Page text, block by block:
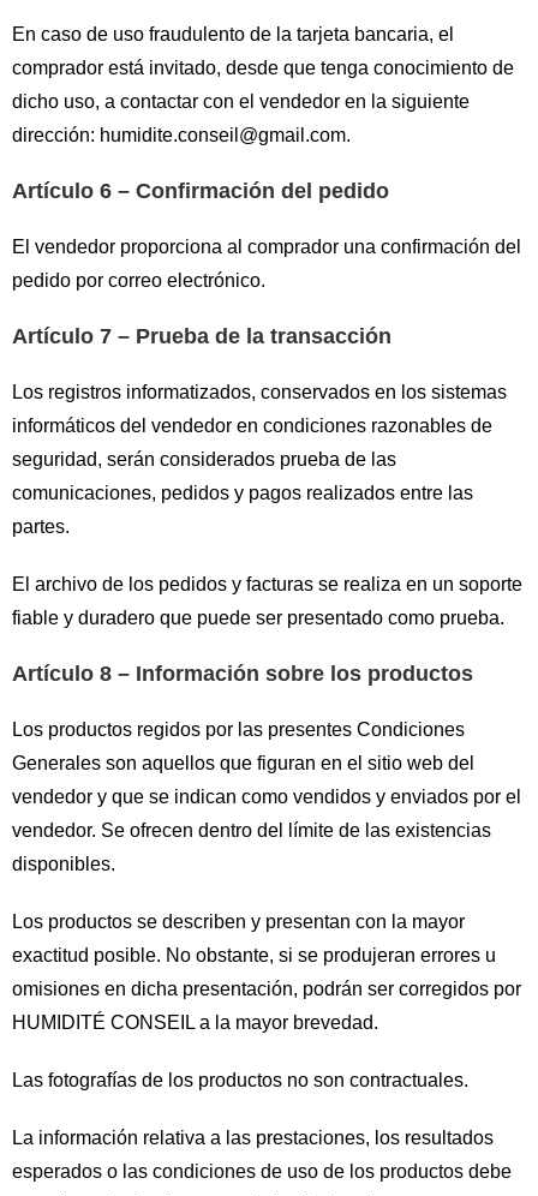
En caso de uso fraudulento de la tarjeta bancaria, el
comprador está invitado, desde que tenga conocimiento de
dicho uso, a contactar con el vendedor en la siguiente
dirección: humidite.conseil@gmail.com.
Artículo 6 – Confirmación del pedido
El vendedor proporciona al comprador una confirmación del
pedido por correo electrónico.
Artículo 7 – Prueba de la transacción
Los registros informatizados, conservados en los sistemas
informáticos del vendedor en condiciones razonables de
seguridad, serán considerados prueba de las
comunicaciones, pedidos y pagos realizados entre las
partes.
El archivo de los pedidos y facturas se realiza en un soporte
fiable y duradero que puede ser presentado como prueba.
Artículo 8 – Información sobre los productos
Los productos regidos por las presentes Condiciones
Generales son aquellos que figuran en el sitio web del
vendedor y que se indican como vendidos y enviados por el
vendedor. Se ofrecen dentro del límite de las existencias
disponibles.
Los productos se describen y presentan con la mayor
exactitud posible. No obstante, si se produjeran errores u
omisiones en dicha presentación, podrán ser corregidos por
HUMIDITÉ CONSEIL a la mayor brevedad.
Las fotografías de los productos no son contractuales.
La información relativa a las prestaciones, los resultados
esperados o las condiciones de uso de los productos debe